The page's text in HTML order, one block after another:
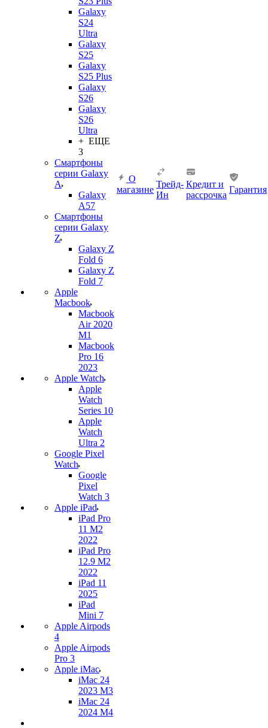
Galaxy
S24
Ultra
Galaxy
S25
Galaxy
S25 Plus
Galaxy
S26
Galaxy
S26
Ultra
+ ЕЩЕ
3
Смартфоны
серии Galaxy
A
Galaxy
A57
Смартфоны
серии Galaxy
Z
Galaxy Z
Fold 6
Galaxy Z
Fold 7
Apple
Macbook
Macbook
Air 2020
M1
Macbook
Pro 16
2023
Apple Watch
Apple
Watch
Series 10
Apple
Watch
Ultra 2
Google Pixel
Watch
Google
Pixel
Watch 3
Apple iPad
iPad Pro
11 M2
2022
iPad Pro
12.9 M2
2022
iPad 11
2025
iPad
Mini 7
Apple Airpods
4
Apple Airpods
Pro 3
Apple iMac
iMac 24
2023 M3
iMac 24
2024 M4
О
магазине
Трейд-
Ин
Кредит и
рассрочка
Гарантия